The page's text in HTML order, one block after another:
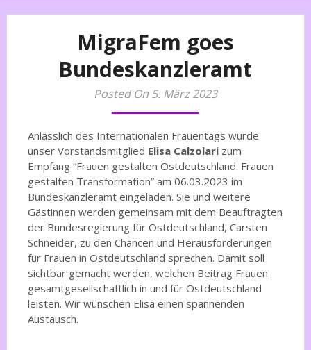
MigraFem goes
Bundeskanzleramt
Posted On 5. März 2023
Anlässlich des Internationalen Frauentags wurde
unser Vorstandsmitglied Elisa Calzolarizum
Empfang “Frauen gestalten Ostdeutschland. Frauen
gestalten Transformation” am 06.03.2023 im
Bundeskanzleramt eingeladen. Sie und weitere
Gästinnen werden gemeinsam mit dem Beauftragten
der Bundesregierung für Ostdeutschland, Carsten
Schneider, zu den Chancen und Herausforderungen
für Frauen in Ostdeutschland sprechen. Damit soll
sichtbar gemacht werden, welchen Beitrag Frauen
gesamtgesellschaftlich in und für Ostdeutschland
leisten. Wir wünschen Elisa einen spannenden
Austausch.